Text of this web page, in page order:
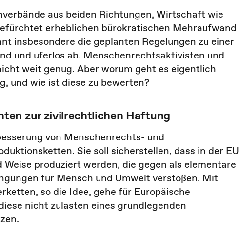
aus beiden Richtungen, Wirtschaft wie
erheblichen bürokratischen Mehraufwand
insbesondere die geplanten Regelungen zu einer
und uferlos ab. Menschenrechtsaktivisten und
weit genug. Aber worum geht es eigentlich
und wie ist diese zu bewerten?
zur zivilrechtlichen Haftung
von Menschenrechts- und
Sie soll sicherstellen, dass in der EU
produziert werden, die gegen als elementare
für Mensch und Umwelt verstoßen. Mit
so die Idee, gehe für Europäische
nicht zulasten eines grundlegenden